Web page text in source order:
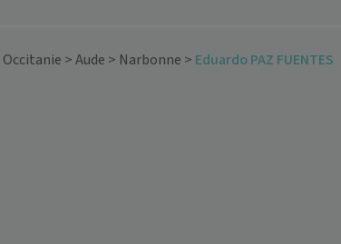
Occitanie >Aude > Narbonne > Eduardo PAZ FUENTES